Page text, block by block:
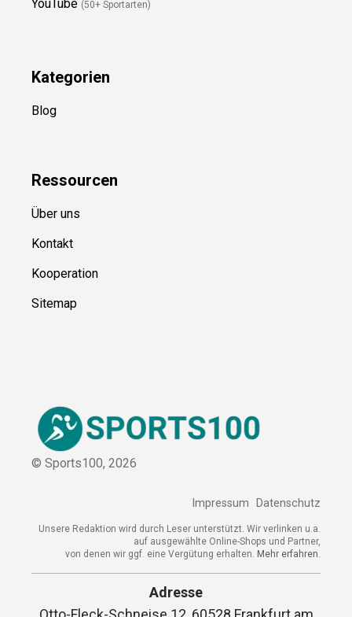
YouTube (50+ Sportarten)
Kategorien
Blog
Ressourcen
Über uns
Kontakt
Kooperation
Sitemap
© Sports100, 2026
Impressum Datenschutz
Unsere Redaktion wird durch Leser unterstützt. Wir verlinken u.a.
auf ausgewählte Online-Shops und Partner,
von denen wir ggf. eine Vergütung erhalten. Mehr erfahren.
Adresse